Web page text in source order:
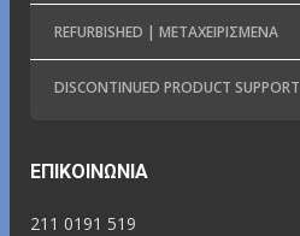
REFURBISHED | ΜΕΤΑΧΕΙΡΙΣΜΈΝΑ
DISCONTINUED PRODUCT SUPPORT
ΕΠΙΚΟΙΝΩΝΊΑ
211 0191 519